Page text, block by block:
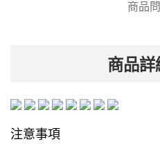
商品
商品詳
注意事項